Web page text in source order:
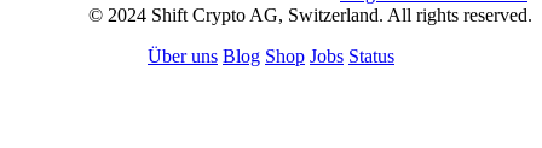
© 2024 Shift Crypto AG, Switzerland. All rights reserved.
Über uns Blog Shop Jobs Status